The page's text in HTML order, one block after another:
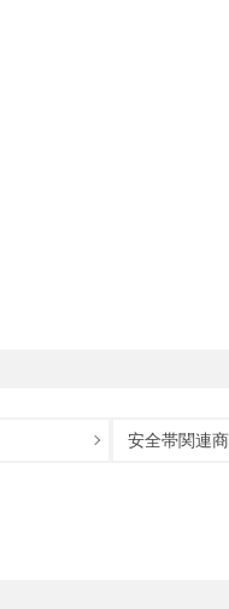
安全帯関連